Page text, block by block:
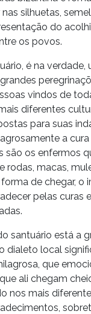
silhuetas,
do
os povos.
é na verdade,
vindos de
diferentes
para suas
a
são os enfermos
rodas, macas,
de chegar, o
pelas curas
santuário está a
dialeto local
que
ali chegam
nos mais